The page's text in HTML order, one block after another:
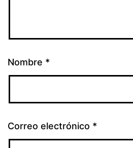
Nombre *
Correo electrónico *